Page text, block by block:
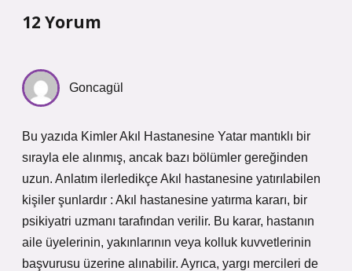
12 Yorum
Goncagül
Bu yazıda Kimler Akıl Hastanesine Yatar mantıklı bir
sırayla ele alınmış, ancak bazı bölümler gereğinden
uzun. Anlatım ilerledikçe Akıl hastanesine yatırılabilen
kişiler şunlardır : Akıl hastanesine yatırma kararı, bir
psikiyatri uzmanı tarafından verilir. Bu karar, hastanın
aile üyelerinin, yakınlarının veya kolluk kuvvetlerinin
başvurusu üzerine alınabilir. Ayrıca, yargı mercileri de